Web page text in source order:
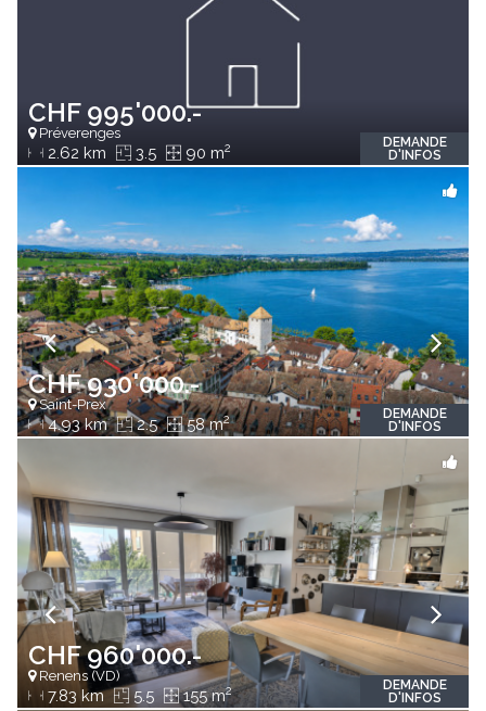
CHF 995'000.-
Préverenges
2.62 km 3.5 90 m2
DEMANDE
D'INFOS
CHF 930'000.-
Saint-Prex
4.93 km 2.5 58 m2
DEMANDE
D'INFOS
CHF 960'000.-
Renens (VD)
7.83 km 5.5 155 m2
DEMANDE
D'INFOS